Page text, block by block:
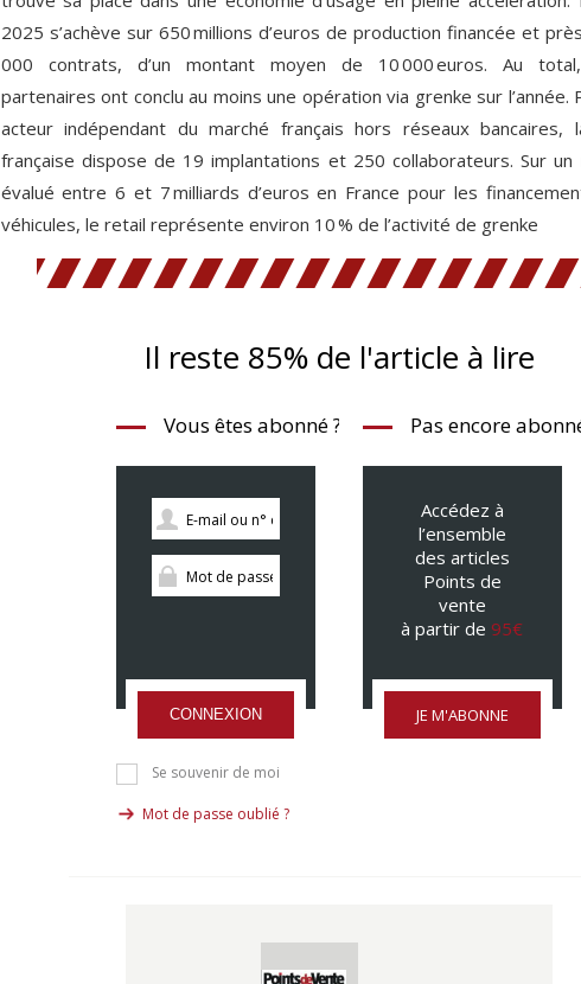
2025 s’achève sur 650 millions d’euros de production financée et
000 contrats, d’un montant moyen de 10 000 euros. Au
partenaires ont conclu au moins une opération via grenke sur l’année.
acteur indépendant du marché français hors réseaux bancaires,
française dispose de 19 implantations et 250 collaborateurs. Sur un
évalué entre 6 et 7 milliards d’euros en France pour les
véhicules, le retail représente environ 10 % de l’activité de grenke
Il reste 85% de l'article à lire
Vous êtes abonné ?
CONNEXION
Se souvenir de moi
Mot de passe oublié ?
Pas encore
Accédez à
l’ensemble
des articles
Points de
vente
à partir de 95€
JE M'ABONNE